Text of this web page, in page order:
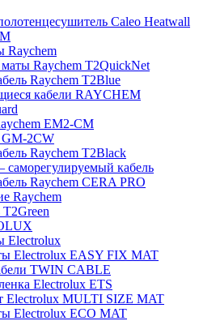
Caleo Heatwall
Raychem
Raychem T2QuickNet
Raychem T2Blue
кабели RAYCHEM
EM2-CM
GM-2CW
Raychem T2Black
саморегулируемый кабель
Raychem CERA PRO
Raychem
Electrolux
Electrolux EASY FIX MAT
TWIN CABLE
Electrolux ETS
Electrolux MULTI SIZE MAT
Electrolux ECO MAT